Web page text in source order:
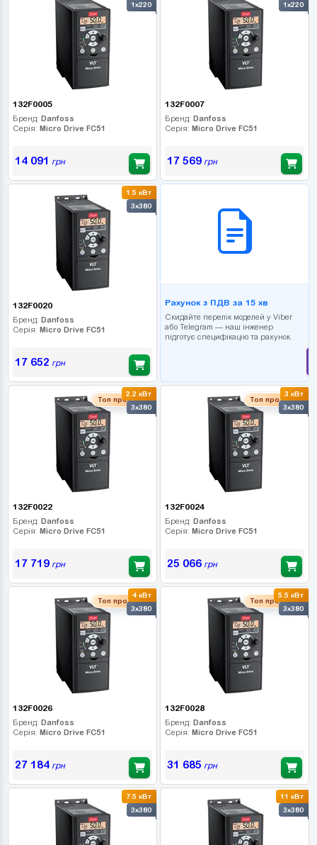
1x220
132F0005
Бренд: Danfoss
Серія: Micro Drive FC51
14 091 грн
1x220
132F0007
Бренд: Danfoss
Серія: Micro Drive FC51
17 569грн
1.5 кВт
3x380
132F0020
Бренд: Danfoss
Серія: Micro Drive FC51
17 652 грн
Рахунок з ПДВ за 15 хв
Скидайте перелік моделей у Viber
або Telegram — наш інженер
підготує специфікацію та рахунок.
2.2 кВт
3x380
Топ продаж
132F0022
Бренд: Danfoss
Серія: Micro Drive FC51
17 719грн
3 кВт
3x380
Топ продаж
132F0024
Бренд: Danfoss
Серія: Micro Drive FC51
25 066грн
4 кВт
3x380
Топ продаж
132F0026
Бренд: Danfoss
Серія: Micro Drive FC51
27 184грн
5.5 кВт
3x380
Топ продаж
132F0028
Бренд: Danfoss
Серія: Micro Drive FC51
31 685 грн
7.5 кВт
3x380
11 кВт
3x380